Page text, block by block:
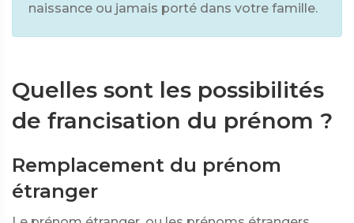
naissance ou jamais porté dans votre famille.
Quelles sont les possibilités
de francisation du prénom ?
Remplacement du prénom
étranger